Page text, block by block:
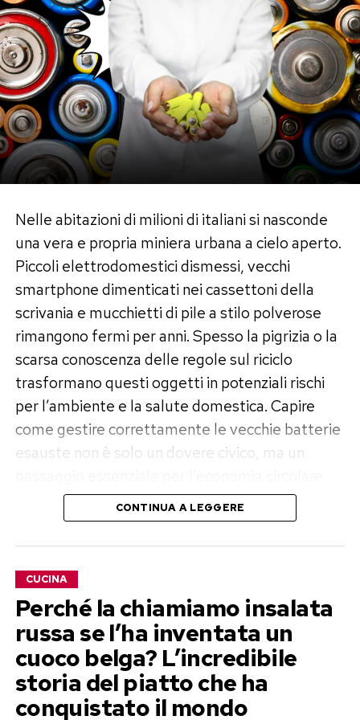
Nelle abitazioni di milioni di italiani si nasconde
una vera e propria miniera urbana a cielo aperto.
Piccoli elettrodomestici dismessi, vecchi
smartphone dimenticati nei cassettoni della
scrivania e mucchietti di pile a stilo polverose
rimangono fermi per anni. Spesso la pigrizia o la
scarsa conoscenza delle regole sul riciclo
trasformano questi oggetti in potenziali rischi
per l’ambiente e la salute domestica. Capire
come gestire correttamente le vecchie batterie
esauste non è solo un dovere civico, ma un
del nostro Paese.
I pericoli invisibili tra le pareti
domestiche
Un accumulatore esausto non è mai del tutto
inerte. Con il passare del tempo e a causa del
naturale degrado dei materiali, l’involucro
esterno di pile e batterie può deteriorarsi,
provocando la fuoriuscita di sostanze chimiche
CONTINUA A LEGGERE
CUCINA
Perché la chiamiamo insalata
russa se l’ha inventata un
cuoco belga? L’incredibile
storia del piatto che ha
conquistato il mondo